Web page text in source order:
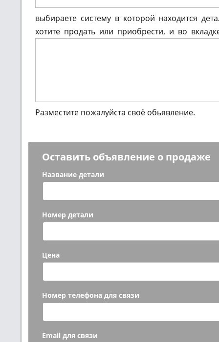
выбираете систему в которой находится
хотите продать или приобрести, и во
Разместите пожалуйста своё обьявление.
Оставить объявление о продаже
Название детали
Номер детали
Цена
Номер телефона для связи
Email для связи